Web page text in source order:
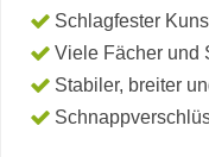
Schlagfester
Viele Fächer und
Stabiler, breiter